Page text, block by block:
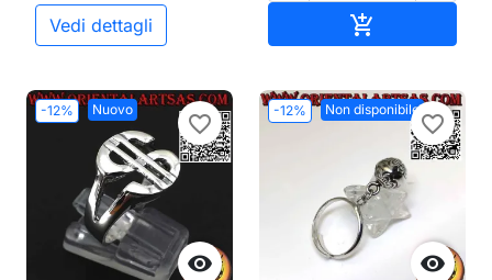
Vedi dettagli 
-12% Nuovo

favorite_border
-12% Non disponibile

favorite_border